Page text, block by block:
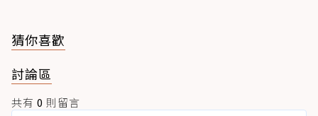
猜你喜歡
討論區
共有 0 則留言